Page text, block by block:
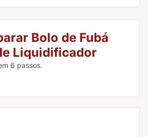
Bolo de Fubá
Liquidificador
6 passos.